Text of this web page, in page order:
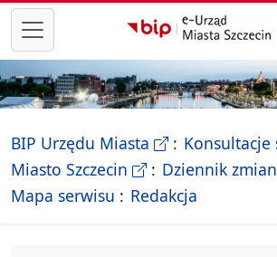
przejdź do głównego menu
BIP Urzędu Miasta - BiletynKonsultacje
Miasto Szczecin - Oficjalna strona
Dziennik zmian
Mapa serwisu - drzewko rozdziałów
Redakcja